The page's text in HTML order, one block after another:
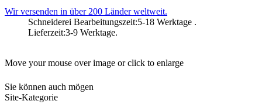
Wir versenden in über 200 Länder weltweit.
Schneiderei Bearbeitungszeit:5-18 Werktage .
Lieferzeit:3-9 Werktage.
Move your mouse over image or click to enlarge
Sie können auch mögen
Site-Kategorie